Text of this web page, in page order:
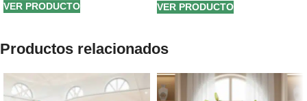
VER PRODUCTO
VER PRODUCTO
Productos relacionados